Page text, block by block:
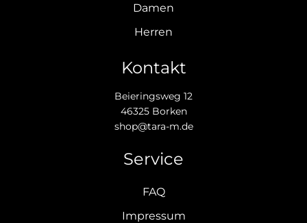
Damen
Herren
Kontakt
Beieringsweg 12
46325 Borken
shop@tara-m.de
Service
FAQ
Impressum